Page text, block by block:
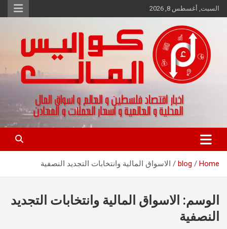
Skip
to
السبت, أغسطس 8, 2026
كواليس المال
اخبار اقتصاد فلسطين و العالم و تقارير اسواق المال و العملات
Home
blog الاسواق المالية وانتخابات التجديد النصفية
الوسم: الاسواق المالية وانتخابات التجديد
النصفية